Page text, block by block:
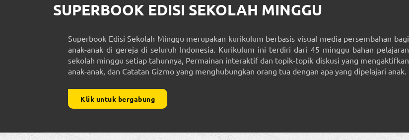
SUPERBOOK EDISI SEKOLAH MINGGU
Superbook Edisi Sekolah Minggu merupakan kurikulum berbasis visual media persembahan bagi
anak-anak di gereja di seluruh Indonesia. Kurikulum ini terdiri dari 45 minggu bahan pelajaran
sekolah minggu setiap tahunnya, Permainan interaktif dan topik-topik diskusi yang mengaktifkan
anak-anak, dan Catatan Gizmo yang menghubungkan orang tua dengan apa yang dipelajari anak.
Klik untuk bergabung